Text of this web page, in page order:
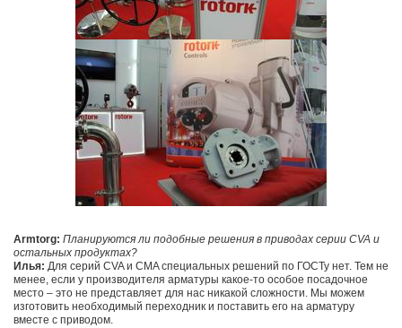
Armtorg: Планируются ли подобные решения в приводах серии CVA и
остальных продуктах?
Илья: Для серий CVA и CMA специальных решений по ГОСТу нет. Тем не
менее, если у производителя арматуры какое-то особое посадочное
место – это не представляет для нас никакой сложности. Мы можем
изготовить необходимый переходник и поставить его на арматуру
вместе с приводом.